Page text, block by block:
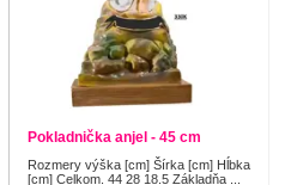
Pokladnička anjel - 45 cm
Rozmery výška [cm] Šírka [cm] Hĺbka
[cm] Celkom. 44 28 18.5 Základňa ...